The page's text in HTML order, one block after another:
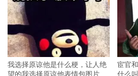
我选择原谅他是什么梗，让人绝
望的我选择原谅他表情包图片
宦官
什么